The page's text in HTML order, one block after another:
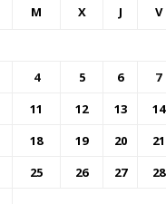
M X J V
4 5 6 7
11 12 13 14
18 19 20 21
25 26 27 28